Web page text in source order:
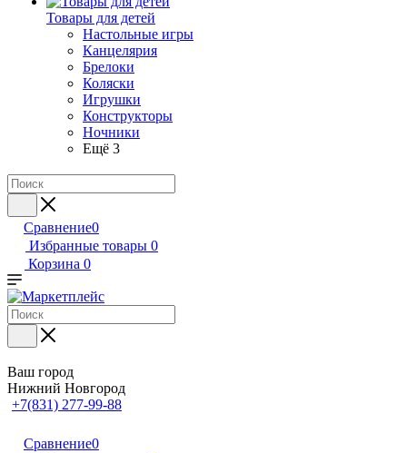
Товары для детей
Настольные игры
Канцелярия
Брелоки
Коляски
Игрушки
Конструкторы
Ночники
Ещё 3
Сравнение0
Избранные товары 0
Корзина 0
Ваш город
Нижний Новгород
+7(831) 277-99-88
Сравнение0